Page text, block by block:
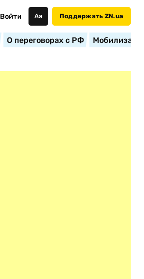
Войти Аа Поддержать ZN.ua
О переговорах с РФ